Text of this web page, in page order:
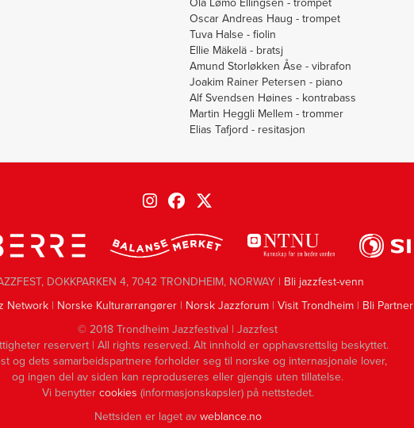
Ola Lømo Ellingsen - trompet
Oscar Andreas Haug - trompet
Tuva Halse - fiolin
Ellie Mäkelä - bratsj
Amund Storløkken Åse - vibrafon
Joakim Rainer Petersen - piano
Alf Svendsen Høines - kontrabass
Martin Heggli Mellem - trommer
Elias Tafjord - resitasjon
DOKKPARKEN 4, 7042 TRONDHEIM, NORWAY | Bli jazzfest-venn
Network| Norske Kulturarrangører| Norsk Jazzforum| Visit Trondheim| Bli Partner
© 2018 Trondheim Jazzfestival | Jazzfest
reservert | All rights reserved. Alt innhold er opphavsrettslig beskyttet.
og dets samarbeidspartnere forholder seg til norske og internasjonale lover,
og ingen del av siden kan reproduseres eller gjengis uten tillatelse.
Vi benytter cookies (informasjonskapsler) på nettstedet.
Nettsiden er laget av weblance.no